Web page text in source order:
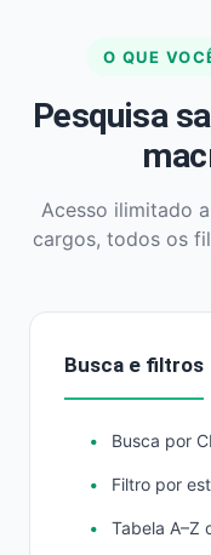
O QUE
Pesquisa
Acesso ilimitado
cargos, todos os
Busca e filtros
Busca por
Filtro por
Tabela A–Z